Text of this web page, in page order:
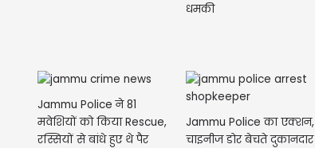
धमकी
Jammu Police ने 81
मवेशियों को किया Rescue,
रस्सियों से बांधे हुए थे पैर
Jammu Police का एक्शन,
चाइनीज डोर बेचते दुकानदार